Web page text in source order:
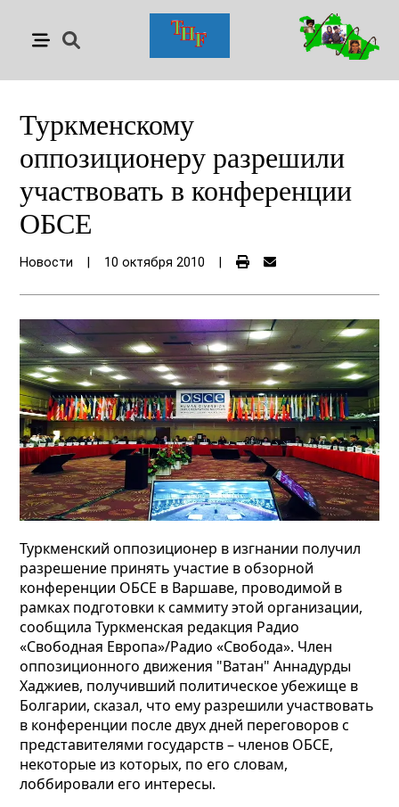
Туркменскому
оппозиционеру разрешили
участвовать в конференции
ОБСЕ
Новости 10 октября 2010
Туркменский оппозиционер в изгнании получил
разрешение принять участие в обзорной
конференции ОБСЕ в Варшаве, проводимой в
рамках подготовки к саммиту этой организации,
сообщила Туркменская редакция Радио
«Свободная Европа»/Радио «Свобода». Член
оппозиционного движения "Ватан" Аннадурды
Хаджиев, получивший политическое убежище в
Болгарии, сказал, что ему разрешили участвовать
в конференции после двух дней переговоров с
представителями государств – членов ОБСЕ,
некоторые из которых, по его словам,
лоббировали его интересы.